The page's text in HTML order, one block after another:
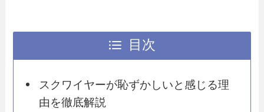
目次
スクワイヤーが恥ずかしいと感じる理
由を徹底解説